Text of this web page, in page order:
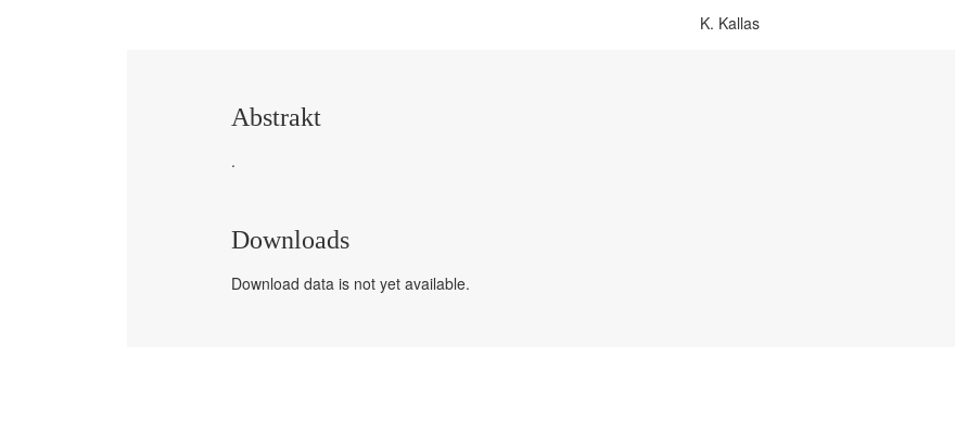
K. Kallas
Abstrakt
.
Downloads
Download data is not yet available.